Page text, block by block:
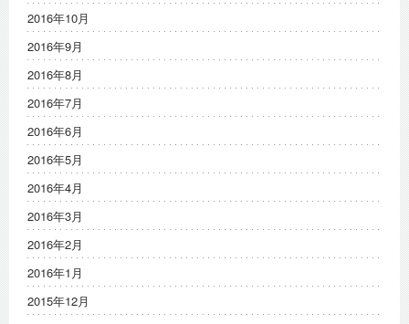
2016年10月
2016年9月
2016年8月
2016年7月
2016年6月
2016年5月
2016年4月
2016年3月
2016年2月
2016年1月
2015年12月